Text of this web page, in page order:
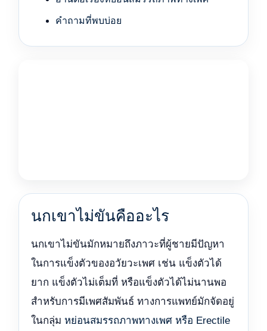
คำถามที่พบบ่อย
นกเขาไม่ขันคืออะไร
นกเขาไม่ขันมักหมายถึงภาวะที่ผู้ชายมีปัญหา
ในการแข็งตัวของอวัยวะเพศ เช่น แข็งตัวได้
ยาก แข็งตัวไม่เต็มที่ หรือแข็งตัวได้ไม่นานพอ
สำหรับการมีเพศสัมพันธ์ ทางการแพทย์มักจัดอยู่
ในกลุ่ม หย่อนสมรรถภาพทางเพศ หรือ Erectile